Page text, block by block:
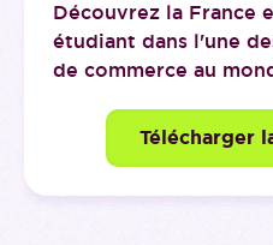
Découvrez la France
étudiant dans l'une
de commerce au
Télécharger